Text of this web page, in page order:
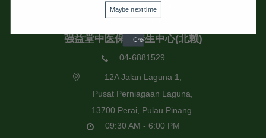
11600 Pulau Pinang.
09:30 AM - 6:00 PM
强益堂中医保健养生中心(北赖)
04-6881529
12A Jalan Laguna 1,
Pusat Perniagaan Laguna,
13700 Perai, Pulau Pinang.
09:30 AM - 6:00 PM
Maybe next time